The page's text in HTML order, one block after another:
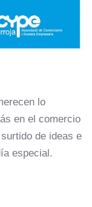
lo
en el comercio
de ideas e
especial.